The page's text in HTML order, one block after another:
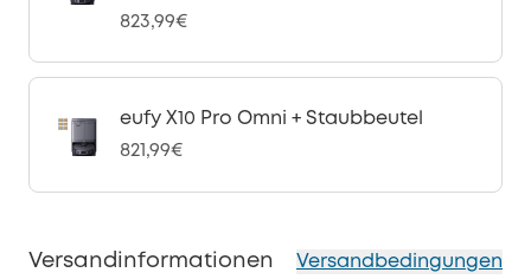
823,99€
eufy X10 Pro Omni + Staubbeutel
821,99€
Versandinformationen Versandbedingungen